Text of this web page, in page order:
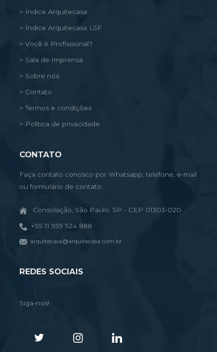
> Índice Arquitecasa
> Índice Arquitecasa LSF
> Você é Profissional?
> Sala de Imprensa
> Sobre nós
> Contato
> Termos e condições
> Política de privacidade
CONTATO
Faça contato conosco por Whatsapp, telefone, e-mail
ou formulário de contato.
Consolação, São Paulo, SP - CEP 01303-020
+55 11 959 524 888
arquitecasa@arquitecasa.com.br
REDES SOCIAIS
Siga-nos!